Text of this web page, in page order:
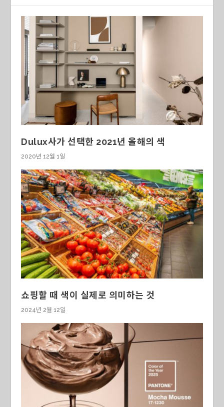
Dulux사가 선택한 2021년 올해의 색
2020년 12월 1일
쇼핑할 때 색이 실제로 의미하는 것
2024년 2월 12일